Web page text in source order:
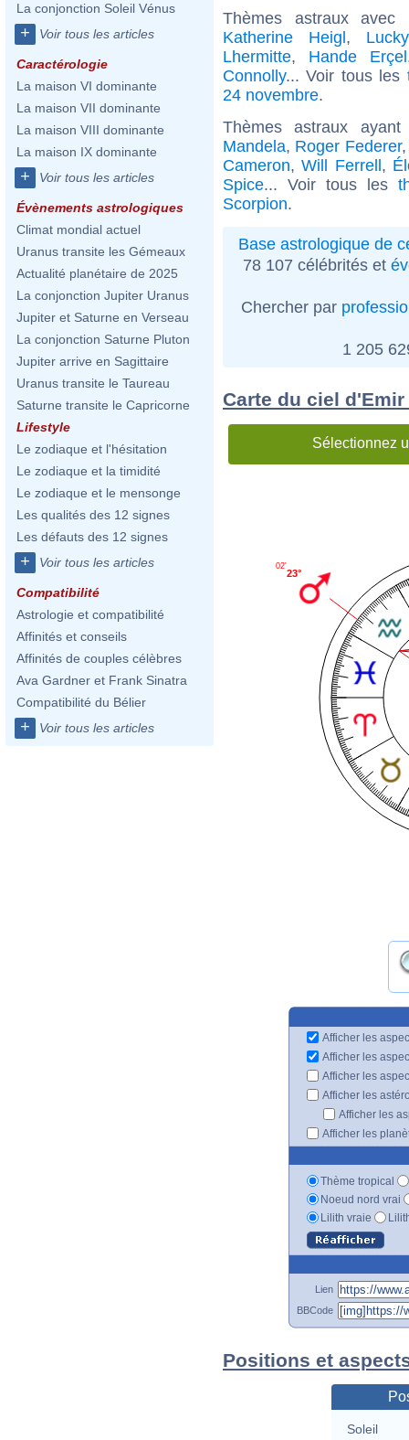
La conjonction Soleil Vénus
+ Voir tous les articles
Caractérologie
La maison VI dominante
La maison VII dominante
La maison VIII dominante
La maison IX dominante
+ Voir tous les articles
Évènements astrologiques
Climat mondial actuel
Uranus transite les Gémeaux
Actualité planétaire de 2025
La conjonction Jupiter Uranus
Jupiter et Saturne en Verseau
La conjonction Saturne Pluton
Jupiter arrive en Sagittaire
Uranus transite le Taureau
Saturne transite le Capricorne
Lifestyle
Le zodiaque et l'hésitation
Le zodiaque et la timidité
Le zodiaque et le mensonge
Les qualités des 12 signes
Les défauts des 12 signes
+ Voir tous les articles
Compatibilité
Astrologie et compatibilité
Affinités et conseils
Affinités de couples célèbres
Ava Gardner et Frank Sinatra
Compatibilité du Bélier
+ Voir tous les articles
Thèmes astraux
Katherine Heigl,
Lhermitte, Hande Erçel
Connolly... Voir tous les
24 novembre.
Thèmes astraux
Mandela, Roger Federer
Cameron,Will Ferrell,
Spice... Voir tous les
Scorpion.
Base astrologique de
78 107 célébrités et
Chercher par
1 205
Carte du ciel
Sélectionnez
23°
02'
Afficher les
Afficher les
Afficher les
Afficher les
Afficher les
Afficher les
Thème tropical
Noeud nord vrai
Lilith vraie
Lien
BBCode
Positions et
Soleil